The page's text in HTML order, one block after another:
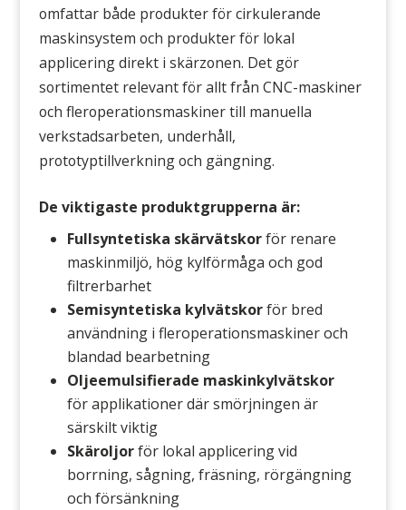
omfattar både produkter för cirkulerande
maskinsystem och produkter för lokal
applicering direkt i skärzonen. Det gör
sortimentet relevant för allt från CNC-maskiner
och fleroperationsmaskiner till manuella
verkstadsarbeten, underhåll,
prototyptillverkning och gängning.
De viktigaste produktgrupperna är:
Fullsyntetiska skärvätskorför renare
maskinmiljö, hög kylförmåga och god
filtrerbarhet
Semisyntetiska kylvätskorför bred
användning i fleroperationsmaskiner och
blandad bearbetning
Oljeemulsifierade maskinkylvätskor
för applikationer där smörjningen är
särskilt viktig
Skäroljorför lokal applicering vid
borrning, sågning, fräsning, rörgängning
och försänkning